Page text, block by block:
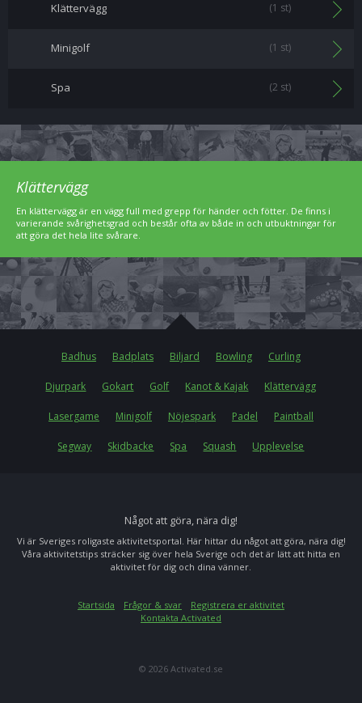
Klättervägg (1 st)
Minigolf (1 st)
Spa (2 st)
Klättervägg
En klättervägg är en vägg full med grepp för händer och fötter. De finns i
varierande svårighetsgrad och består ofta av både in och utbuktningar för
att göra det hela lite svårare.
Badhus Badplats Biljard Bowling Curling
Djurpark Gokart Golf Kanot & Kajak Klättervägg
Lasergame Minigolf Nöjespark Padel Paintball
Segway Skidbacke Spa Squash Upplevelse
Något att göra, nära dig!
Vi är Sveriges roligaste aktivitetsportal. Här hittar du något att göra, nära dig!
Våra aktivitetstips sträcker sig över hela Sverige och det är lätt att hitta en
aktivitet för dig och dina vänner.
Startsida Frågor & svar
Registrera er aktivitet
Kontakta Activated
© 2026 Activated.se